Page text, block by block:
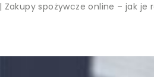
| Zakupy spożywcze online – jak je